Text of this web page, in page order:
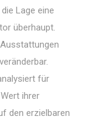
Lage eine
überhaupt.
für
ihrer
den erzielbaren